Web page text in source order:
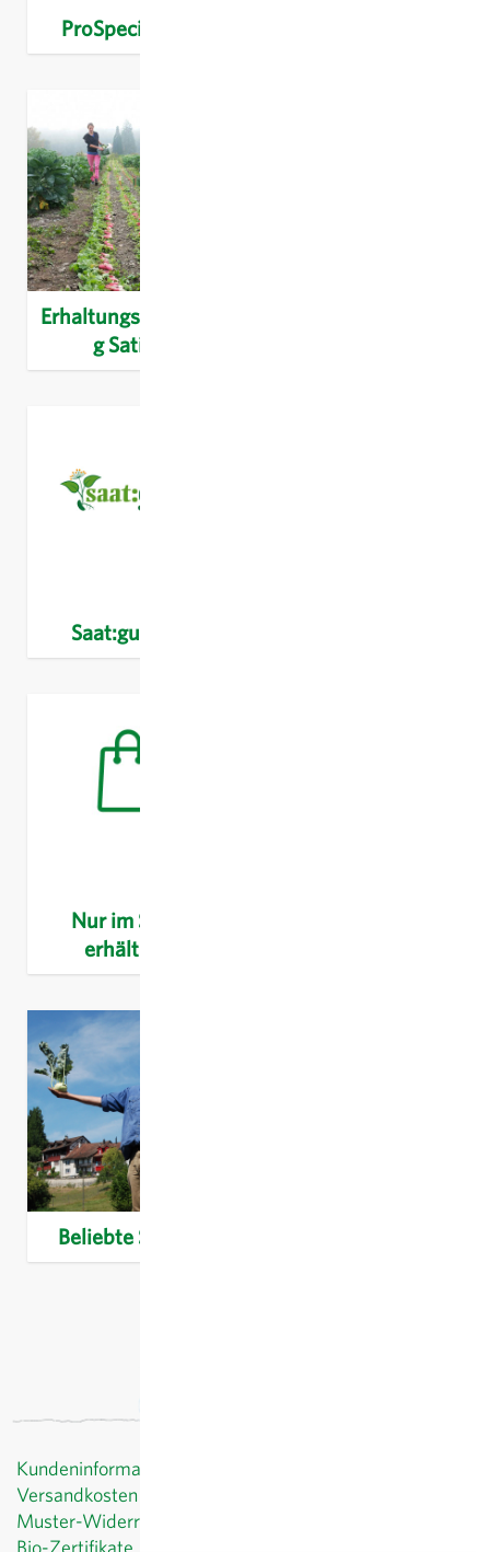
ProSpecieRara
Erhaltungszüchtun
g Sativa
Saat:gut e.V.
Nur im Shop
erhältlich
Beliebte Sorten
Kundeninformationen
Versandkosten
Muster-Widerrufsformular
Bio-Zertifikate